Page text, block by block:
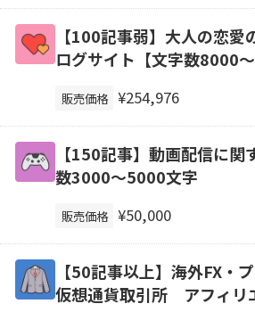
【100記事弱】大人の恋
ログサイト【文字数8000〜
販売価格 ¥254,976
【150記事】動画配信に関
数3000～5000文字
販売価格 ¥50,000
【50記事以上】海外FX・
仮想通貨取引所 アフィリ